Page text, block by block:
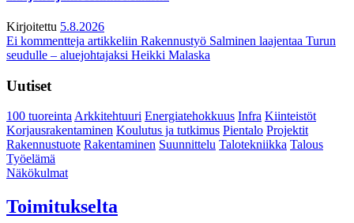
Kirjoitettu 5.8.2026
Ei kommentteja artikkeliin Rakennustyö Salminen laajentaa Turun
seudulle – aluejohtajaksi Heikki Malaska
Uutiset
100 tuoreintaArkkitehtuuri Energiatehokkuus Infra Kiinteistöt
Korjausrakentaminen Koulutus ja tutkimus Pientalo Projektit
Rakennustuote Rakentaminen Suunnittelu Talotekniikka Talous
Työelämä
Näkökulmat
Toimitukselta